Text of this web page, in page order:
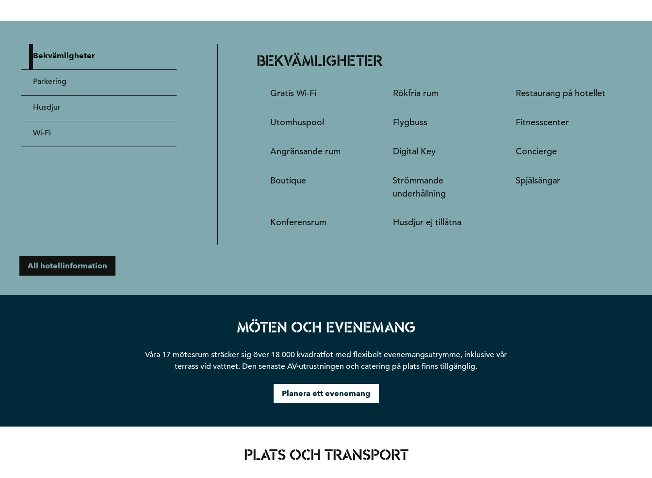
Bekvämligheter
Parkering
Husdjur
Wi-Fi
BEKVÄMLIGHETER
Gratis Wi-Fi Rökfria rum Restaurang på hotellet
Utomhuspool Flygbuss Fitnesscenter
Angränsande rum Digital Key Concierge
Boutique
Strömmande
underhållning
Spjälsängar
Konferensrum Husdjur ej tillåtna
All hotellinformation
MÖTEN OCH EVENEMANG
Våra 17 mötesrum sträcker sig över 18 000 kvadratfot med flexibelt evenemangsutrymme, inklusive vår
terrass vid vattnet. Den senaste AV-utrustningen och catering på plats finns tillgänglig.
Planera ett evenemang
PLATS OCH TRANSPORT